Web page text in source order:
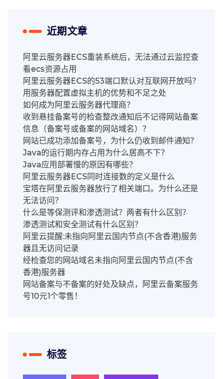
近期文章
阿里云服务器ECS重装系统后，无法通过云监控查
看ecs资源占用
阿里云服务器ECS的53端口默认对互联网开放吗？
用服务器配置虚拟主机的优势和不足之处
如何成为阿里云服务器代理商？
收到悬挂备案号的检查整改通知后不记得网站备案
信息（备案号或备案的网站域名）？
网站已成功添加备案号，为什么仍收到邮件通知？
Java的运行期内存占用为什么居高不下？
Java应用部署慢的原因有哪些？
阿里云服务器ECS同时连接数的定义是什么
宝塔在阿里云服务器放行了相关端口。为什么还是
无法访问？
什么是等保测评和渗透测试？两者有什么区别？
渗透测试和安全测试有什么区别？
阿里云提醒:未指向阿里云国内节点(不含香港)服务
器且无访问记录
经检查您的网站域名未指向阿里云国内节点(不含
香港)服务器
网站备案与不备案的好处及缺点，阿里云备案服务
号10元1个零售！
标签